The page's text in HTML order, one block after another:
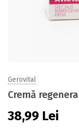
Gerovital
Cremă
38,99 Lei